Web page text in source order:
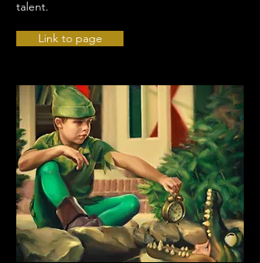
talent.
Link to page